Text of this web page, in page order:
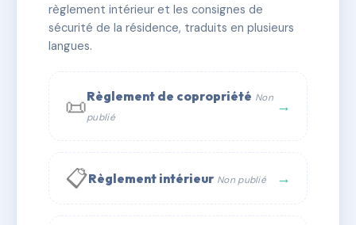
✓ Immatriculée 🏠 55 lots 🏗 1 bâtiment(s)
✉ Email
règlement intérieur et les consignes de
sécurité de la résidence, traduits en plusieurs
langues.
📜Règlement de copropriété Non
publié
→
📋Règlement intérieur Non publié →